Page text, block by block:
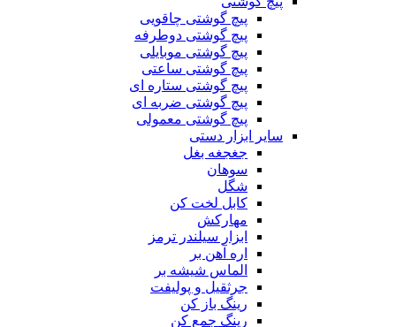
پیچ گوشتی چاقویی
پیچ گوشتی دوطرفه
پیچ گوشتی موبایلی
پیچ گوشتی ساعتی
پیچ گوشتی ستاره ای
پیچ گوشتی ضربه ای
پیچ گوشتی معمولی
سایر ابزار دستی
جغجغه بغل
سوهان
شگل
کابل لخت کن
مهارکش
ابزار سیلندر ترمز
اره آهن بر
الماس شیشه بر
جرثقیل و پولیفت
رینگ باز کن
رینگ جمع کن